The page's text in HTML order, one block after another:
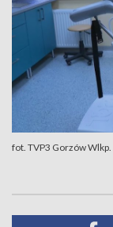
fot. TVP3 Gorzów Wlkp.